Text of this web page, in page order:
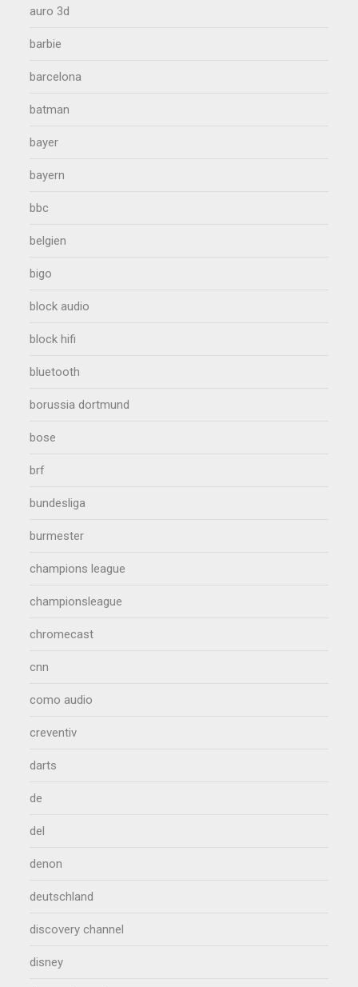
auro 3d
barbie
barcelona
batman
bayer
bayern
bbc
belgien
bigo
block audio
block hifi
bluetooth
borussia dortmund
bose
brf
bundesliga
burmester
champions league
championsleague
chromecast
cnn
como audio
creventiv
darts
de
del
denon
deutschland
discovery channel
disney